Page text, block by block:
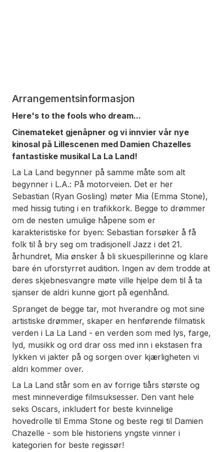
Arrangementsinformasjon
Here's to the fools who dream...
Cinemateket gjenåpner og vi innvier vår nye
kinosal på Lillescenen med Damien Chazelles
fantastiske musikal La La Land!
La La Land begynner på samme måte som alt
begynner i L.A.: På motorveien. Det er her
Sebastian (Ryan Gosling) møter Mia (Emma Stone),
med hissig tuting i en trafikkork. Begge to drømmer
om de nesten umulige håpene som er
karakteristiske for byen: Sebastian forsøker å få
folk til å bry seg om tradisjonell Jazz i det 21.
århundret, Mia ønsker å bli skuespillerinne og klare
bare én uforstyrret audition. Ingen av dem trodde at
deres skjebnesvangre møte ville hjelpe dem til å ta
sjanser de aldri kunne gjort på egenhånd.
Spranget de begge tar, mot hverandre og mot sine
artistiske drømmer, skaper en henførende filmatisk
verden i La La Land - en verden som med lys, farge,
lyd, musikk og ord drar oss med inn i ekstasen fra
lykken vi jakter på og sorgen over kjærligheten vi
aldri kommer over.
La La Land står som en av forrige tiårs største og
mest minneverdige filmsuksesser. Den vant hele
seks Oscars, inkludert for beste kvinnelige
hovedrolle til Emma Stone og beste regi til Damien
Chazelle - som ble historiens yngste vinner i
kategorien for beste regissør!